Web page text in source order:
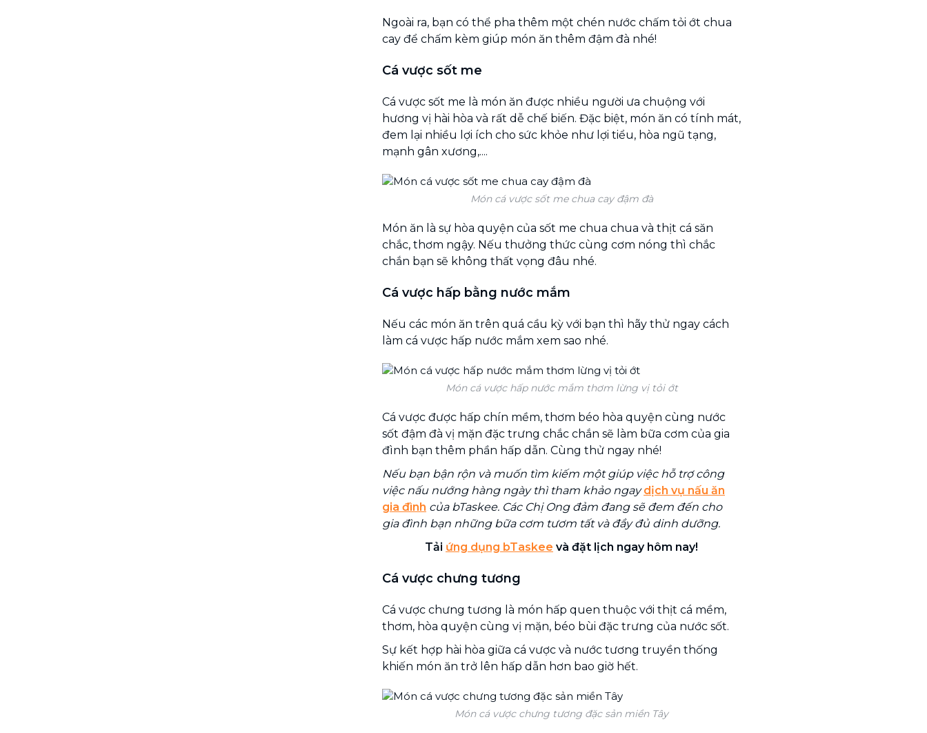
Ngoài ra, bạn có thể pha thêm một chén nước chấm tỏi ớt chua
cay để chấm kèm giúp món ăn thêm đậm đà nhé!
Cá vược sốt me
Cá vược sốt me là món ăn được nhiều người ưa chuộng với
hương vị hài hòa và rất dễ chế biến. Đặc biệt, món ăn có tính mát,
đem lại nhiều lợi ích cho sức khỏe như lợi tiểu, hòa ngũ tạng,
mạnh gân xương,....
Món cá vược sốt me chua cay đậm đà
Món ăn là sự hòa quyện của sốt me chua chua và thịt cá săn
chắc, thơm ngậy. Nếu thưởng thức cùng cơm nóng thì chắc
chắn bạn sẽ không thất vọng đâu nhé.
Cá vược hấp bằng nước mắm
Nếu các món ăn trên quá cầu kỳ với bạn thì hãy thử ngay cách
làm cá vược hấp nước mắm xem sao nhé.
Món cá vược hấp nước mắm thơm lừng vị tỏi ớt
Cá vược được hấp chín mềm, thơm béo hòa quyện cùng nước
sốt đậm đà vị mặn đặc trưng chắc chắn sẽ làm bữa cơm của gia
đình bạn thêm phần hấp dẫn. Cùng thử ngay nhé!
Nếu bạn bận rộn và muốn tìm kiếm một giúp việc hỗ trợ công
việc nấu nướng hàng ngày thì tham khảo ngaydịch vụ nấu ăn
gia đình của bTaskee. Các Chị Ong đảm đang sẽ đem đến cho
gia đình bạn những bữa cơm tươm tất và đầy đủ dinh dưỡng.
Tải ứng dụng bTaskee và đặt lịch ngay hôm nay!
Cá vược chưng tương
Cá vược chưng tương là món hấp quen thuộc với thịt cá mềm,
thơm, hòa quyện cùng vị mặn, béo bùi đặc trưng của nước sốt.
Sự kết hợp hài hòa giữa cá vược và nước tương truyền thống
khiến món ăn trở lên hấp dẫn hơn bao giờ hết.
Món cá vược chưng tương đặc sản miền Tây